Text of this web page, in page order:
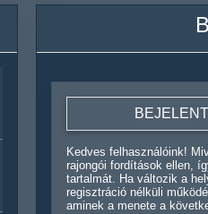
Kedves felhasználóink!
rajongói fordítások ellen,
tartalmát. Ha változik a
regisztráció nélküli
aminek a menete a